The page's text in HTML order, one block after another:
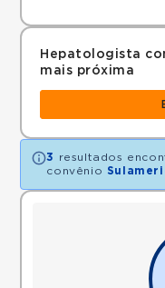
Hepatologista
mais próxima
3 resultados
convênio